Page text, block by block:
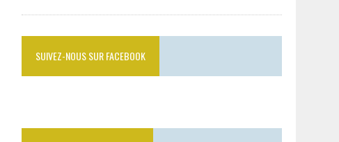
SUIVEZ-NOUS SUR FACEBOOK